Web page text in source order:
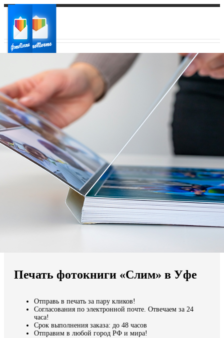
Ваш город:
Ваш регион доставки
Выберите из списка:
Мы доставляем по всему миру
Продолжить без города
Печать фотокниги «Слим» в Уфе
Отправь в печать за пару кликов!
Согласования по электронной почте. Отвечаем за 24
часа!
Срок выполнения заказа: до 48 часов
Отправим в любой город РФ и мира!